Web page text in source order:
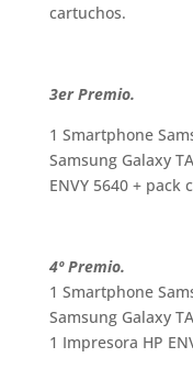
cartuchos.
3er Premio.
1 Smartphone
Samsung Galaxy
ENVY 5640 + pack
4º Premio.
1 Smartphone
Samsung Galaxy
1 Impresora HP